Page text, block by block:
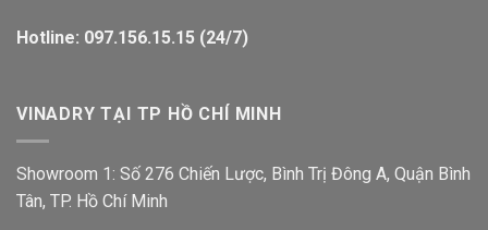
Hotline: 097.156.15.15 (24/7)
VINADRY TẠI TP HỒ CHÍ MINH
Showroom 1: Số 276 Chiến Lược, Bình Trị Đông A, Quận Bình
Tân, TP. Hồ Chí Minh